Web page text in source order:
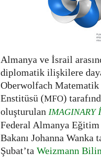
Almanya ve İsrail
diplomatik ilişkilere
Oberwolfach Matematik
Enstitüsü (MFO)
oluşturulan IMAGINARY
Federal Almanya Eğitim
Bakanı Johanna Wanka
Şubat’ta Weizmann